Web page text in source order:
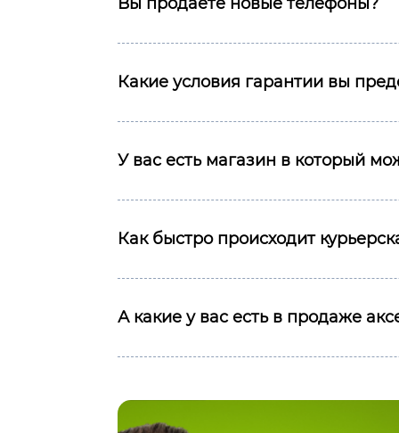
Какие условия гарантии вы
У вас есть магазин в который
Как быстро происходит
А какие у вас есть в продаже